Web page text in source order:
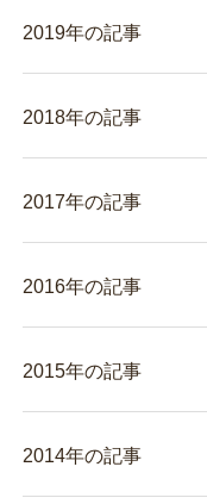
2019年の記事
2018年の記事
2017年の記事
2016年の記事
2015年の記事
2014年の記事